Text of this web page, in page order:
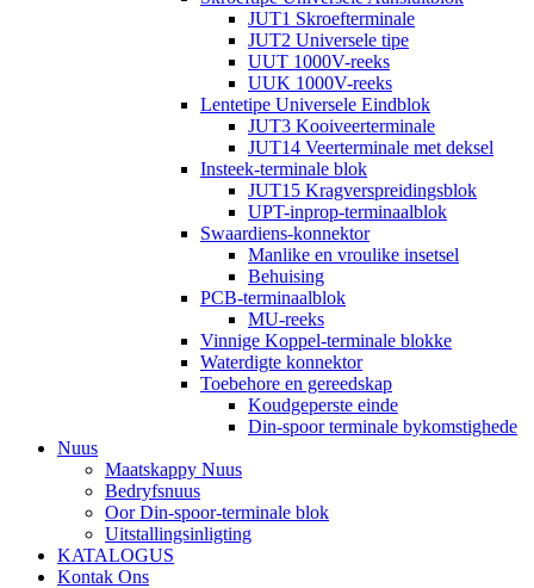
JUT1 Skroefterminale
JUT2 Universele tipe
UUT 1000V-reeks
UUK 1000V-reeks
Lentetipe Universele Eindblok
JUT3 Kooiveerterminale
JUT14 Veerterminale met deksel
Insteek-terminale blok
JUT15 Kragverspreidingsblok
UPT-inprop-terminaalblok
Swaardiens-konnektor
Manlike en vroulike insetsel
Behuising
PCB-terminaalblok
MU-reeks
Vinnige Koppel-terminale blokke
Waterdigte konnektor
Toebehore en gereedskap
Koudgeperste einde
Din-spoor terminale bykomstighede
Nuus
Maatskappy Nuus
Bedryfsnuus
Oor Din-spoor-terminale blok
Uitstallingsinligting
KATALOGUS
Kontak Ons